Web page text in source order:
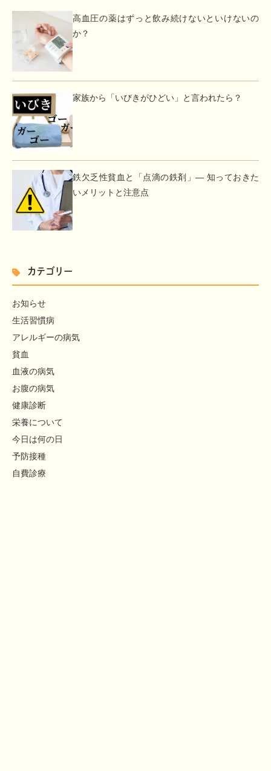
高血圧の薬はずっと飲み続けないといけないの
か？
家族から「いびきがひどい」と言われたら？
鉄欠乏性貧血と「点滴の鉄剤」― 知っておきた
いメリットと注意点
カテゴリー
お知らせ
生活習慣病
アレルギーの病気
貧血
血液の病気
お腹の病気
健康診断
栄養について
今日は何の日
予防接種
自費診療